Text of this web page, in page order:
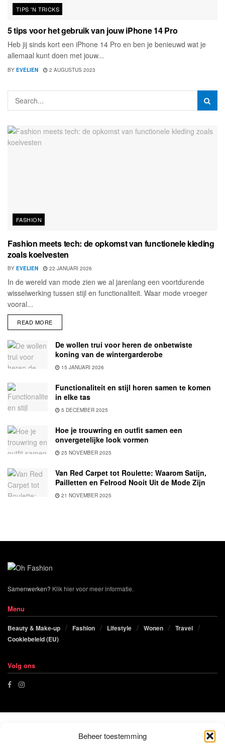
Beheer toestemming
TIPS 'N TRICKS
5 tips voor het gebruik van jouw iPhone 14 Pro
Heb jij sinds kort een iPhone 14 Pro en ben je benieuwd wat je
allemaal kunt doen met jouw...
BY EVELIEN 2 AUGUSTUS 2023
FASHION
Fashion meets tech: de opkomst van functionele kleding
zoals koelvesten
BY EVELIEN 22 JANUARI 2026
In de wereld van mode zien we al jarenlang een voortdurende
wisselwerking tussen stijl en functionaliteit. Waar mode vroeger
vooral...
READ MORE
De wollen trui voor heren de onbetwiste
koning van de wintergarderobe
15 JANUARI 2026
Functionaliteit en stijl horen samen te komen
in elke tas
5 DECEMBER 2025
Hoe je trouwring en outfit samen een
onvergetelijke look vormen
25 NOVEMBER 2025
Van Red Carpet tot Roulette: Waarom Satijn,
Pailletten en Felrood Nooit Uit de Mode Zijn
21 NOVEMBER 2025
Samenwerken? Klik hier voor meer informatie.
Menu
Beauty & Make-up Fashion Lifestyle Wonen
Travel
Cookiebeleid (EU)
Volg ons